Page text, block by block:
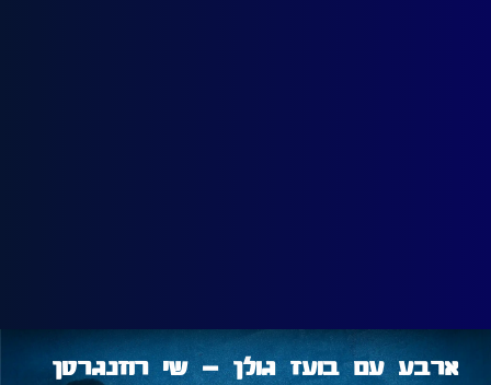
ארבע עם בועז גולן – שי רוזנגרטן